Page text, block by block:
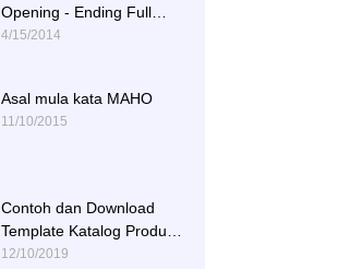
Opening - Ending Full
Tracks
4/15/2014
Asal mula kata MAHO
11/10/2015
Contoh dan Download
Template Katalog Produk
DOCX
12/10/2019